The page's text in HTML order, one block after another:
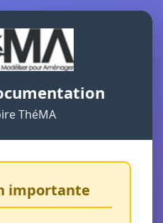
ThéMA
importante